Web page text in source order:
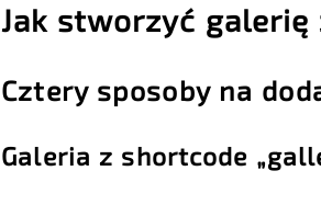
Jak stworzyć galerię
Cztery sposoby na
Galeria z shortcode